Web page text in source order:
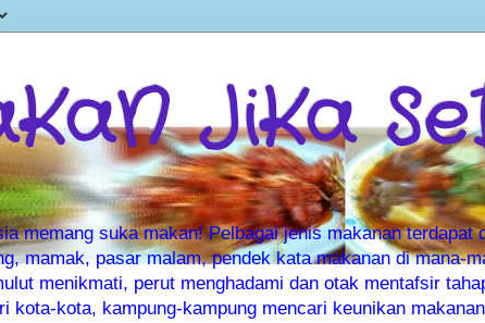
JiKa
memang suka makan! Pelbagai jenis makanan
mamak, pasar malam, pendek kata makanan di mana-
menikmati, perut menghadami dan otak mentafsir
kota-kota, kampung-kampung mencari keunikan